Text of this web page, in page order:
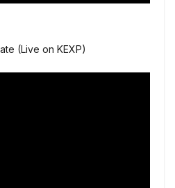
(Live on KEXP)